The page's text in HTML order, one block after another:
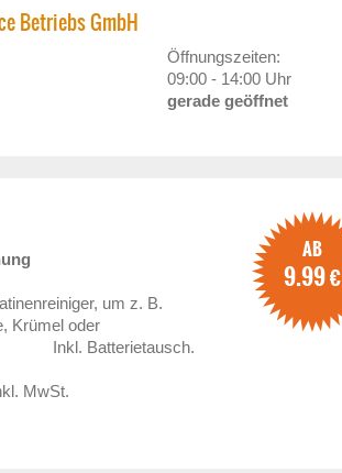
Betriebs GmbH
Öffnungszeiten:
09:00 - 14:00 Uhr
gerade geöffnet
um z. B.
Krümel oder
Inkl. Batterietausch.
MwSt.
AB
9.99€